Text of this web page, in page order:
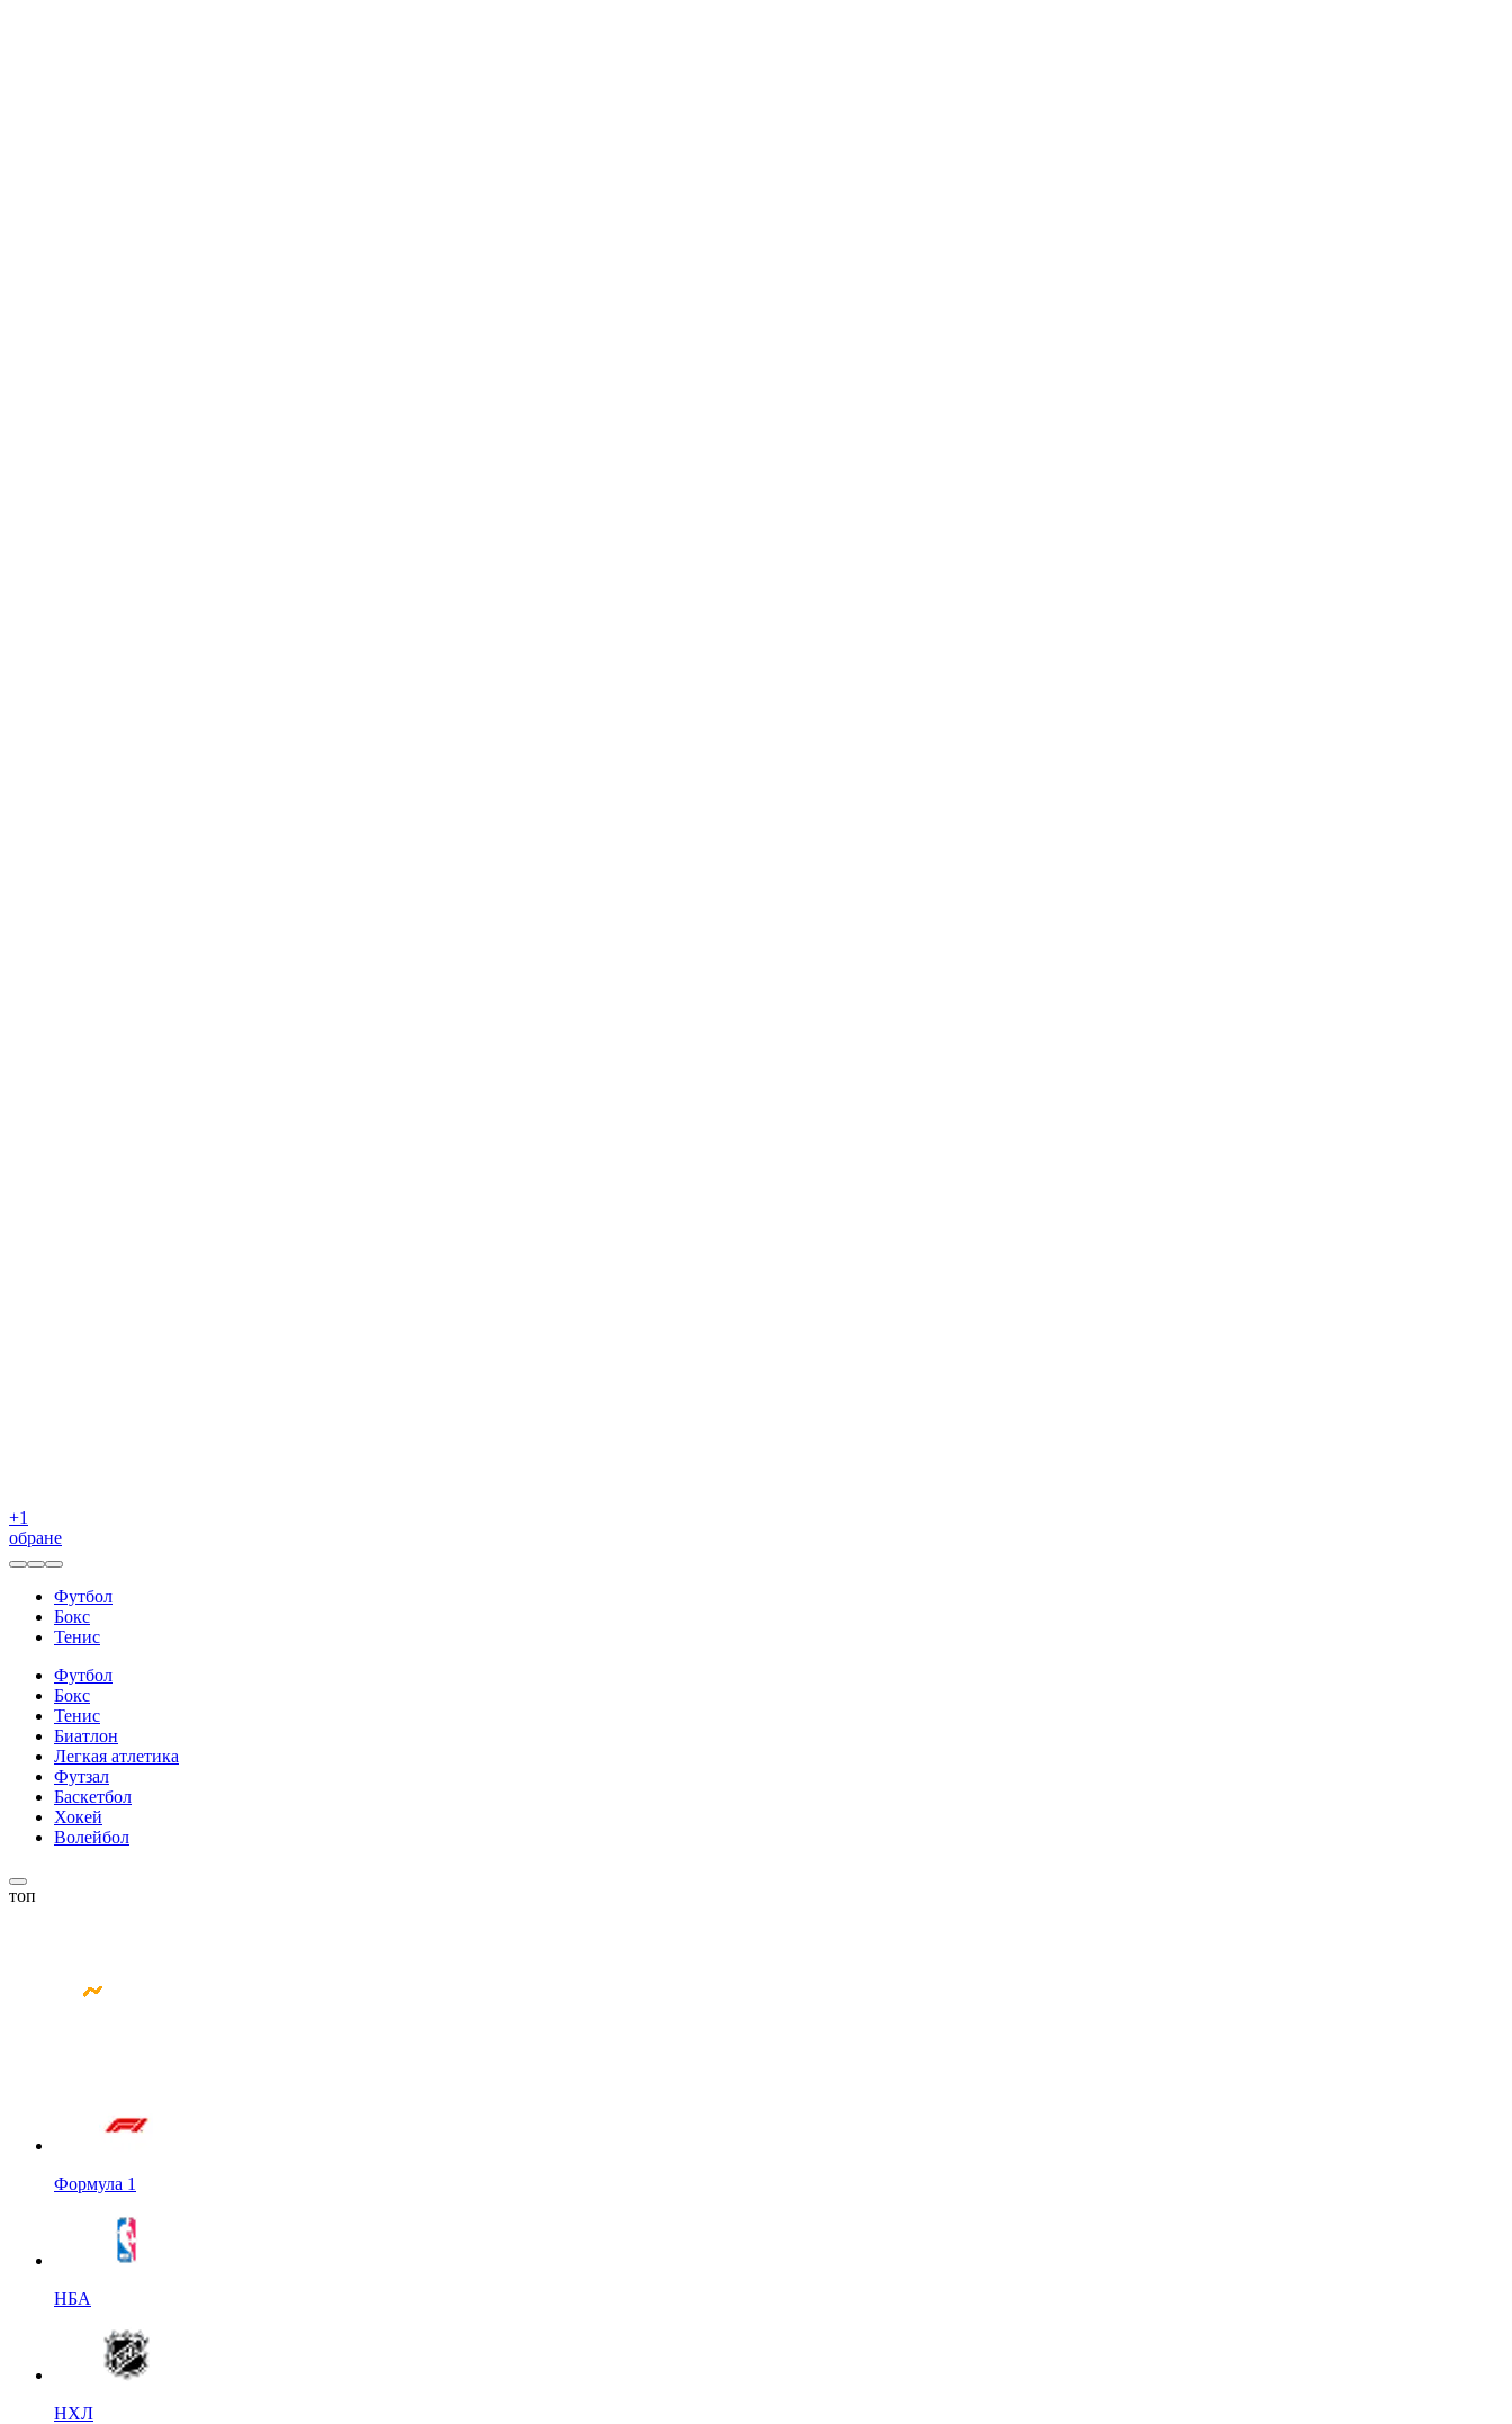
+1
обране
Футбол
Бокс
Тенис
Футбол
Бокс
Тенис
Биатлон
Легкая атлетика
Футзал
Баскетбол
Хокей
Волейбол
топ
Формула 1
НБА
НХЛ